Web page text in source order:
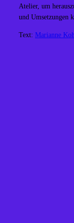
Atelier, um
und Umsetzungen
Text: Marianne